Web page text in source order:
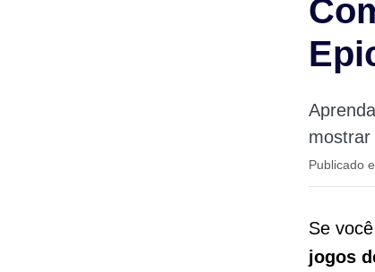
mostrar
Publicado
Se
jogos